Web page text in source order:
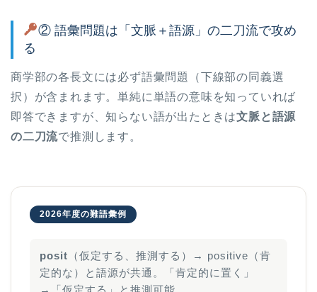
② 語彙問題は「文脈＋語源」の二刀流で攻め
る
商学部の各長文には必ず語彙問題（下線部の同義選
択）が含まれます。単純に単語の意味を知っていれば
即答できますが、知らない語が出たときは文脈と語源
の二刀流で推測します。
2026年度の難語彙例
posit （仮定する、推測する）→ positive（肯
定的な）と語源が共通。「肯定的に置く」
→「仮定する」と推測可能。